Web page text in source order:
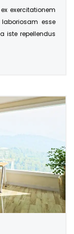
exercitationem
esse
iste repellendus